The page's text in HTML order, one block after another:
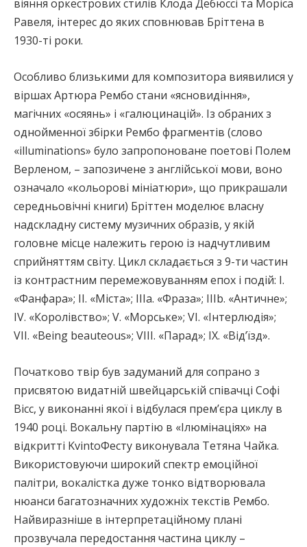
віяння оркестрових стилів Клода Дебюссі та Моріса
Равеля, інтерес до яких сповнював Бріттена в
1930-ті роки.
Особливо близькими для композитора виявилися у
віршах Артюра Рембо стани «ясновидіння»,
магічних «осяянь» і «галюцинацій». Із обраних з
однойменної збірки Рембо фрагментів (слово
«illuminations» було запропоноване поетові Полем
Верленом, – запозичене з англійської мови, воно
означало «кольорові мініатюри», що прикрашали
середньовічні книги) Бріттен моделює власну
надскладну систему музичних образів, у якій
головне місце належить герою із надчутливим
сприйняттям світу. Цикл складається з 9-ти частин
із контрастним перемежовуванням епох і подій: І.
«Фанфара»; ІІ. «Міста»; ІІІа. «Фраза»; ІIIb. «Античне»;
IV. «Королівство»; V. «Морське»; VІ. «Інтерлюдія»;
VІІ. «Being beauteous»; VІІІ. «Парад»; ІХ. «Від’їзд».
Початково твір був задуманий для сопрано з
присвятою видатній швейцарській співачці Софі
Вісс, у виконанні якої і відбулася прем’єра циклу в
1940 році. Вокальну партію в «Ілюмінаціях» на
відкритті KvintoФесту виконувала Тетяна Чайка.
Використовуючи широкий спектр емоційної
палітри, вокалістка дуже тонко відтворювала
нюанси багатозначних художніх текстів Рембо.
Найвиразніше в інтерпретаційному плані
прозвучала передостання частина циклу –